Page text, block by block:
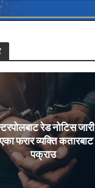
रेड नोटिस जारी
फरार व्यक्ति कतारबाट
पक्राउ